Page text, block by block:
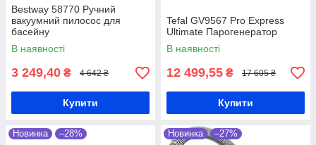
Bestway 58770 Ручний
вакуумний пилосос для
басейну
В наявності
3 249,40 ₴ 4 642 ₴
Купити
Tefal GV9567 Pro Express
Ultimate Парогенератор
В наявності
12 499,55 ₴ 17 605 ₴
Купити
Новинка –28% Новинка –27%